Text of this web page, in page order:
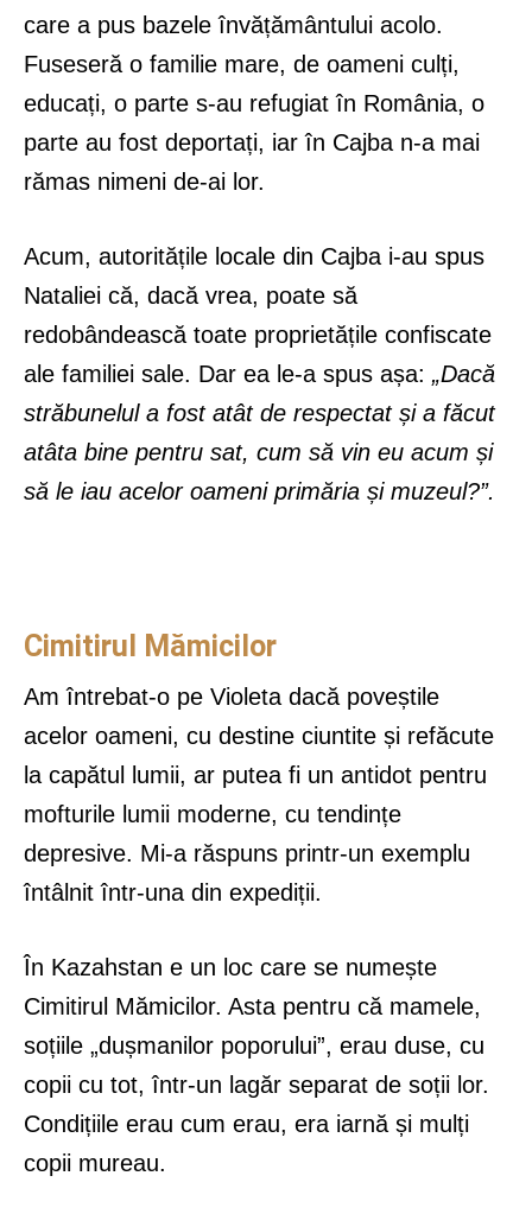
care a pus bazele învățământului acolo.
Fuseseră o familie mare, de oameni culți,
educați, o parte s-au refugiat în România, o
parte au fost deportați, iar în Cajba n-a mai
rămas nimeni de-ai lor.
Acum, autoritățile locale din Cajba i-au spus
Nataliei că, dacă vrea, poate să
redobândească toate proprietățile confiscate
ale familiei sale. Dar ea le-a spus așa: „Dacă
străbunelul a fost atât de respectat și a făcut
atâta bine pentru sat, cum să vin eu acum și
să le iau acelor oameni primăria și muzeul?”.
Cimitirul Mămicilor
Am întrebat-o pe Violeta dacă poveștile
acelor oameni, cu destine ciuntite și refăcute
la capătul lumii, ar putea fi un antidot pentru
mofturile lumii moderne, cu tendințe
depresive. Mi-a răspuns printr-un exemplu
întâlnit într-una din expediții.
În Kazahstan e un loc care se numește
Cimitirul Mămicilor. Asta pentru că mamele,
soțiile „dușmanilor poporului”, erau duse, cu
copii cu tot, într-un lagăr separat de soții lor.
Condițiile erau cum erau, era iarnă și mulți
copii mureau.